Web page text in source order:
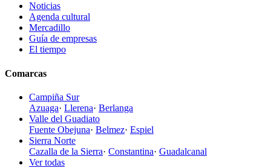
Noticias
Agenda cultural
Mercadillo
Guía de empresas
El tiempo
Comarcas
Campiña Sur
Azuaga· Llerena· Berlanga
Valle del Guadiato
Fuente Obejuna· Belmez· Espiel
Sierra Norte
Cazalla de la Sierra· Constantina· Guadalcanal
Ver todas